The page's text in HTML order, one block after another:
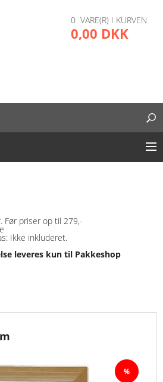
0 VARE(R) I KURVEN
0,00 DKK
Før priser op til 279,-
Ikke inkluderet.
leveres kun til Pakkeshop